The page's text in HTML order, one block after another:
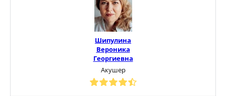
Шипулина
Вероника
Георгиевна
Акушер